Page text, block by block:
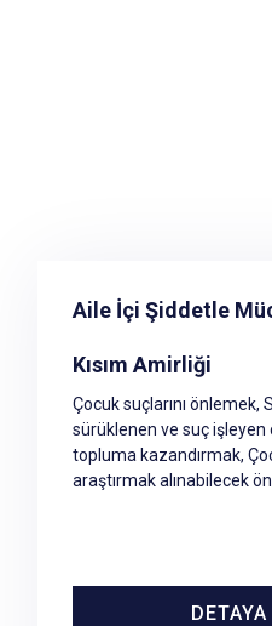
Kriminal Kısım
Sivas İl Jandarma
Yeri İnceleme Timi ve (1)
görev yapmaktadır.
Aile İçi Şiddetle
Kısım Amirliği
Çocuk suçlarını
sürüklenen ve suç işleyen
topluma kazandırmak,
araştırmak alınabilecek